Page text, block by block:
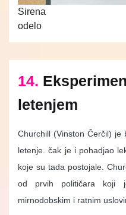
Sirena
odelo
14.
letenjem
Churchill (Vinston Čerčil)
letenje. čak je i pohadjao
koje su tada postojale.
od prvih političara koji
mirnodobskim i ratnim